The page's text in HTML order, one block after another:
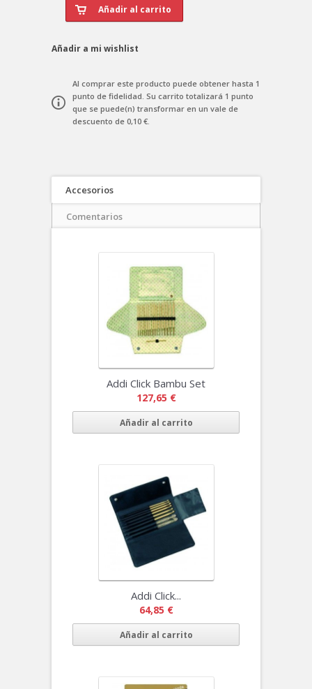
Añadir a mi wishlist
Al comprar este producto puede obtener hasta 1
punto de fidelidad. Su carrito totalizará 1 punto
que se puede(n) transformar en un vale de
descuento de 0,10 €.
Accesorios
Comentarios
Addi Click Bambu Set
127,65 €
Añadir al carrito
Addi Click...
64,85 €
Añadir al carrito